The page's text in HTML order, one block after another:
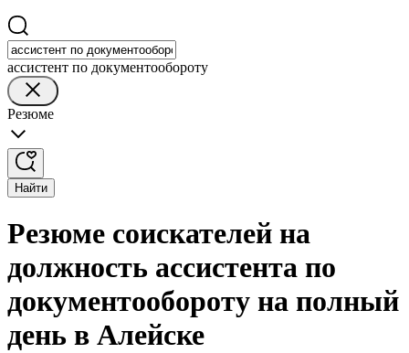
ассистент по документообороту
Резюме
Найти
Резюме соискателей на
должность ассистента по
документообороту на полный
день в Алейске